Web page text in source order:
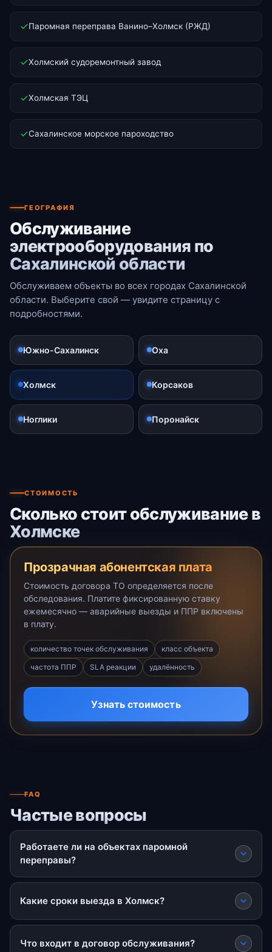
Паромная переправа Ванино–Холмск (РЖД)
Холмский судоремонтный завод
Холмская ТЭЦ
Сахалинское морское пароходство
ГЕОГРАФИЯ
Обслуживание
электрооборудования по
Сахалинской области
Обслуживаем объекты во всех городах Сахалинской
области. Выберите свой — увидите страницу с
подробностями.
Южно-Сахалинск Оха
Холмск Корсаков
Ноглики Поронайск
СТОИМОСТЬ
Сколько стоит обслуживание в
Холмске
Прозрачная абонентская плата
Стоимость договора ТО определяется после
обследования. Платите фиксированную ставку
ежемесячно — аварийные выезды и ППР включены
в плату.
количество точек обслуживания
класс объекта
частота ППР
SLA реакции удалённость
Узнать стоимость
FAQ
Частые вопросы
Работаете ли на объектах паромной
переправы?
Какие сроки выезда в Холмск?
Что входит в договор обслуживания?